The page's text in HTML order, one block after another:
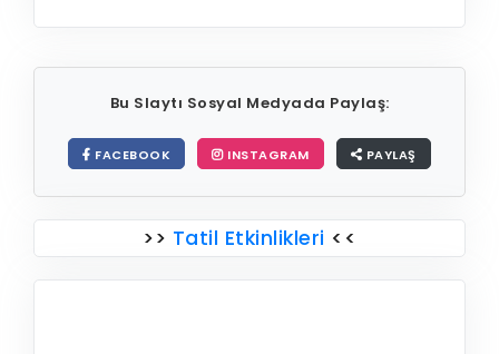
Bu Slaytı Sosyal Medyada Paylaş:
FACEBOOK INSTAGRAM PAYLAŞ
>> Tatil Etkinlikleri <<